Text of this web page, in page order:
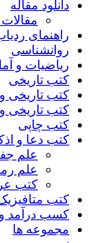
دانلود مقاله
مقالات
راهنمای
روانشناسی
ریاضیات و
کتب تاریخی
کتب تاریخی و
کتب تاریخی
کتب چاپی
کتب دعا و
علم
علم
کتب
کتب
کسب درآمد و
مجموعه ها